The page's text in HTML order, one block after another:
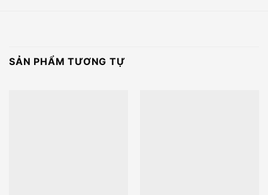
SẢN PHẨM TƯƠNG TỰ